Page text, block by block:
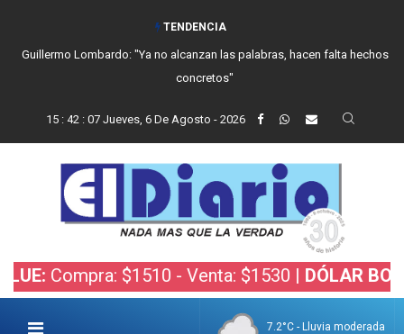
TENDENCIA
Guillermo Lombardo: "Ya no alcanzan las palabras, hacen falta hechos
concretos"
15: 42: 08 Jueves, 6 De Agosto - 2026
$1510 - Venta: $1530 |DÓLAR BOLSA:
7.2°C - Lluvia moderada